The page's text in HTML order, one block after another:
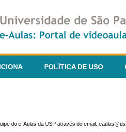
POLÍTICA DE USO
do e-Aulas da USP através do email: